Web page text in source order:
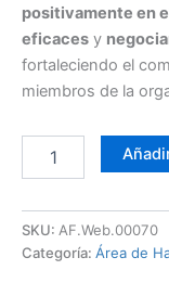
positivamente en
eficaces y
fortaleciendo el
miembros de la
SKU: AF.Web.00070
Categoría: Área de